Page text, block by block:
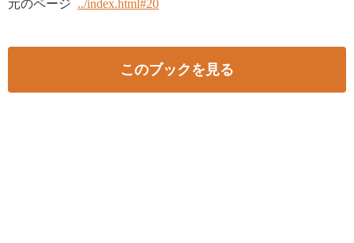
元のページ ../index.html#20
このブックを見る